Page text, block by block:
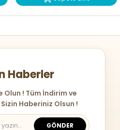
Haberler
Olun ! Tüm İndirim ve
Haberiniz Olsun !
GÖNDER